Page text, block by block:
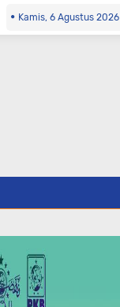
Kamis, 6 Agustus 2026